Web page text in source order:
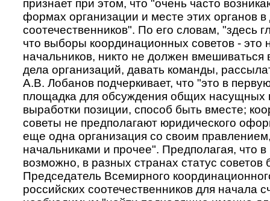
признает при этом, что "очень часто
формах организации и месте этих органов
соотечественников". По его словам, "здесь
что выборы координационных советов - это
начальников, никто не должен вмешиваться
дела организаций, давать команды,
А.В. Лобанов подчеркивает, что "это в
площадка для обсуждения общих насущных
выработки позиции, способ быть вместе;
советы не предполагают юридического
еще одна организация со своим
начальниками и прочее". Предполагая, что
возможно, в разных странах статус советов
Председатель Всемирного
российских соотечественников для начала